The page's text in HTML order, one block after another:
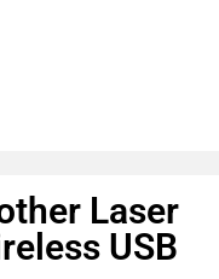
Laser
USB